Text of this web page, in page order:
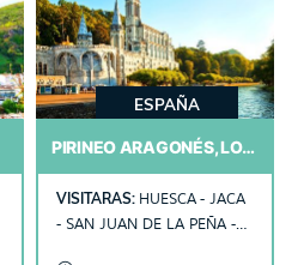
395€
Diciembre: 1 - 409€
ESPAÑA
PIRINEO ARAGONÉS, LOURDES Y ANDORRA
VISITARAS: HUESCA - JACA
- SAN JUAN DE LA PEÑA -